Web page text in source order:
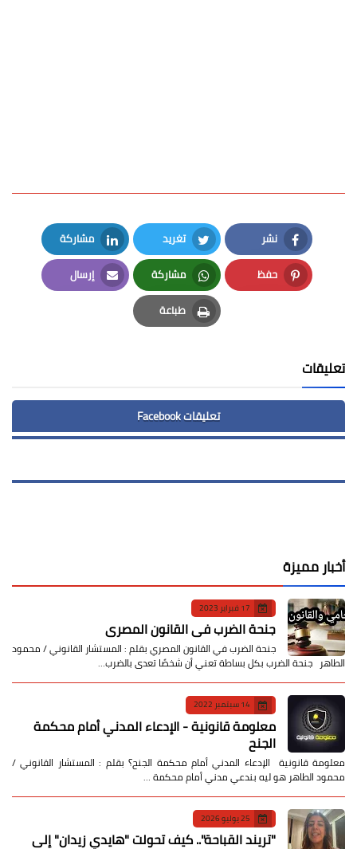
نشر
Facebook
تغريد
Twitter
مشاركة
LinkedIn
حفظ
Pinterest
مشاركة
Whatsapp
إرسال
Email
طباعة
Print
تعليقات
تعليقات Facebook
أخبار مميزة
17 فبراير 2023
جنحة الضرب في القانون المصري
جنحة الضرب في القانون المصري بقلم : المستشار القانوني / محمود
الطاهر جنحة الضرب بكل بساطة تعني أن شخصًا تعدى بالضرب…
14 سبتمبر 2022
معلومة قانونية - الإدعاء المدني أمام محكمة
الجنح
معلومة قانونية الإدعاء المدني أمام محكمة الجنح؟ بقلم : المستشار القانوني /
محمود الطاهر هو ليه بندعي مدني أمام محكمة …
25 يوليو 2026
​"تريند القباحة".. كيف تحولت "هايدي زيدان" إلى